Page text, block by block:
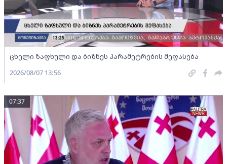
ცხელი ზაფხული და ბიზნეს პარამეტრების შეფასება
2026/08/07 13:56
07:37